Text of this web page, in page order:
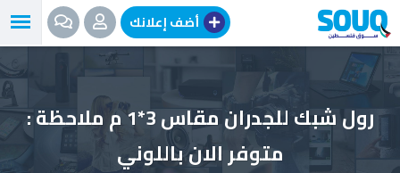
انتقل
إلى
المحتوى
أضف إعلانك
رول شبك للجدران مقاس 3*1 م ملاحظة :
متوفر الان باللوني